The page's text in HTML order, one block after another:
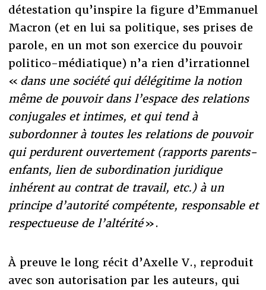
détestation qu’inspire la figure d’Emmanuel
Macron (et en lui sa politique, ses prises de
parole, en un mot son exercice du pouvoir
politico-médiatique) n’a rien d’irrationnel
« dans une société qui délégitime la notion
même de pouvoir dans l’espace des relations
conjugales et intimes, et qui tend à
subordonner à toutes les relations de pouvoir
qui perdurent ouvertement (rapports parents-
enfants, lien de subordination juridique
inhérent au contrat de travail, etc.) à un
principe d’autorité compétente, responsable et
respectueuse de l’altérité».
À preuve le long récit d’Axelle V., reproduit
avec son autorisation par les auteurs, qui